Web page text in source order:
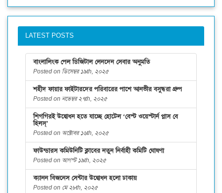
LATEST POSTS
বাংলালিংক পেল ডিজিটাল লেনদেন সেবার অনুমতি
Posted on ডিসেম্বর ১৯th, ২০২৫
শহীদ ফায়ার ফাইটারদের পরিবারের পাশে আনভীর বসুন্ধরা গ্রুপ
Posted on নভেম্বর ২৭th, ২০২৫
শিগগিরই উদ্বোধন হতে যাচ্ছে হোটেল ‘বেস্ট ওয়েস্টার্ন প্লাস বে
হিলস্’
Posted on অক্টোবর ১৬th, ২০২৫
ফাউন্ডারস কমিউনিটি ক্লাবের নতুন নির্বাহী কমিটি ঘোষণা
Posted on আগস্ট ১৯th, ২০২৫
ক্যানন বিজনেস সেন্টার উদ্বোধন হলো ঢাকায়
Posted on মে ২৮th, ২০২৫